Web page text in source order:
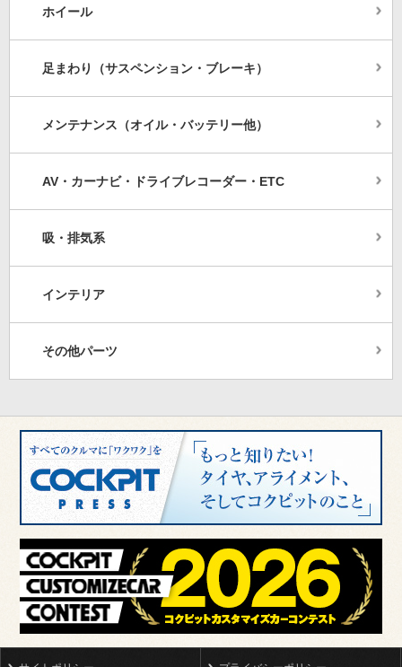
ホイール
足まわり（サスペンション・ブレーキ）
メンテナンス（オイル・バッテリー他）
AV・カーナビ・ドライブレコーダー・ETC
吸・排気系
インテリア
その他パーツ